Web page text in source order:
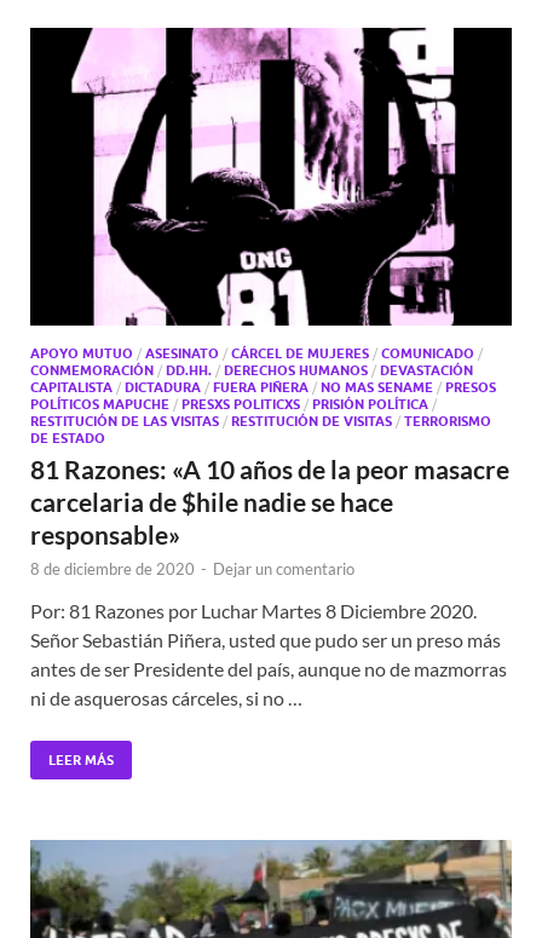
APOYO MUTUO / ASESINATO / CÁRCEL DE MUJERES / COMUNICADO /
CONMEMORACIÓN / DD.HH. / DERECHOS HUMANOS / DEVASTACIÓN
CAPITALISTA / DICTADURA / FUERA PIÑERA / NO MAS SENAME / PRESOS
POLÍTICOS MAPUCHE / PRESXS POLITICXS / PRISIÓN POLÍTICA /
RESTITUCIÓN DE LAS VISITAS / RESTITUCIÓN DE VISITAS / TERRORISMO
DE ESTADO
81 Razones: «A 10 años de la peor masacre
carcelaria de $hile nadie se hace
responsable»
8 de diciembre de 2020 - Dejar un comentario
Por: 81 Razones por Luchar Martes 8 Diciembre 2020.
Señor Sebastián Piñera, usted que pudo ser un preso más
antes de ser Presidente del país, aunque no de mazmorras
ni de asquerosas cárceles, si no …
LEER MÁS